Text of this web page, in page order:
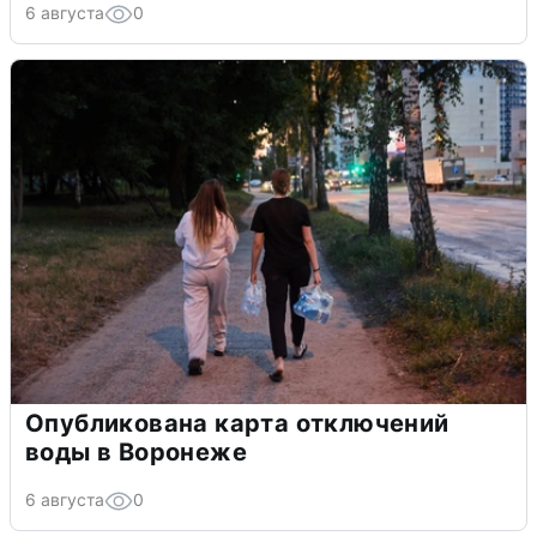
6 августа 0
Опубликована карта отключений
воды в Воронеже
6 августа 0